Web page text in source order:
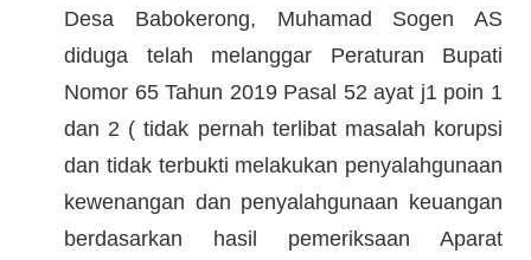
Desa Babokerong, Muhamad Sogen AS
diduga telah melanggar Peraturan Bupati
Nomor 65 Tahun 2019 Pasal 52 ayat j1 poin 1
dan 2 ( tidak pernah terlibat masalah korupsi
dan tidak terbukti melakukan penyalahgunaan
kewenangan dan penyalahgunaan keuangan
berdasarkan hasil pemeriksaan Aparat